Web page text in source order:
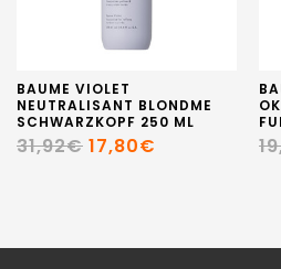
BAUME VIOLET
NEUTRALISANT BLONDME
SCHWARZKOPF 250 ML
31,92€ 17,80€